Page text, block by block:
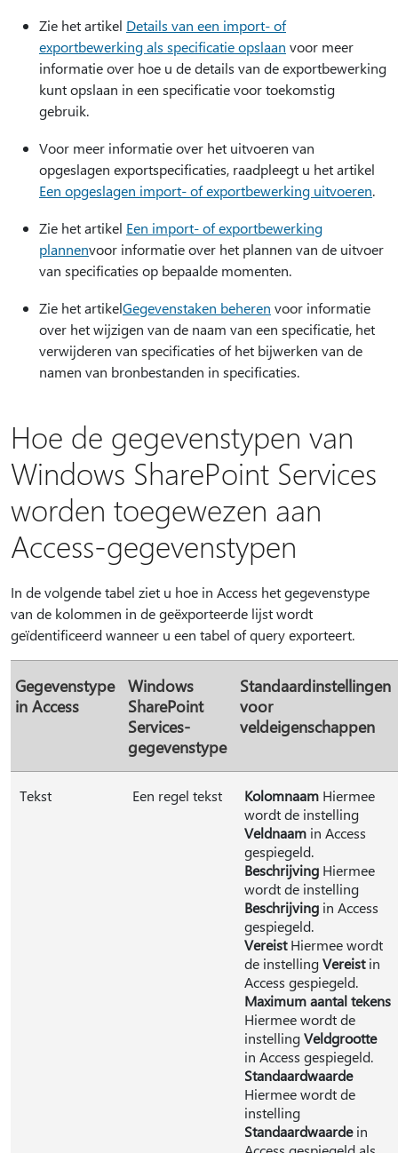
Zie het artikel Details van een import- of
exportbewerking als specificatie opslaan voor meer
informatie over hoe u de details van de exportbewerking
kunt opslaan in een specificatie voor toekomstig
gebruik.
Voor meer informatie over het uitvoeren van
opgeslagen exportspecificaties, raadpleegt u het artikel
Een opgeslagen import- of exportbewerking uitvoeren.
Zie het artikel Een import- of exportbewerking
plannenvoor informatie over het plannen van de uitvoer
van specificaties op bepaalde momenten.
Zie het artikelGegevenstaken beheren voor informatie
over het wijzigen van de naam van een specificatie, het
verwijderen van specificaties of het bijwerken van de
namen van bronbestanden in specificaties.
Hoe de gegevenstypen van
Windows SharePoint Services
worden toegewezen aan
Access-gegevenstypen
In de volgende tabel ziet u hoe in Access het gegevenstype
van de kolommen in de geëxporteerde lijst wordt
geïdentificeerd wanneer u een tabel of query exporteert.
Gegevenstype
in Access
Windows
SharePoint
Services-
gegevenstype
Standaardinstellingen
voor
veldeigenschappen
Tekst Een regel tekst Kolomnaam Hiermee
wordt de instelling
Veldnaam in Access
gespiegeld.
Beschrijving Hiermee
wordt de instelling
Beschrijving in Access
gespiegeld.
VereistHiermee wordt
de instellingVereistin
Access gespiegeld.
Maximum aantal tekens
Hiermee wordt de
instellingVeldgrootte
in Access gespiegeld.
Standaardwaarde
Hiermee wordt de
instelling
Standaardwaardein